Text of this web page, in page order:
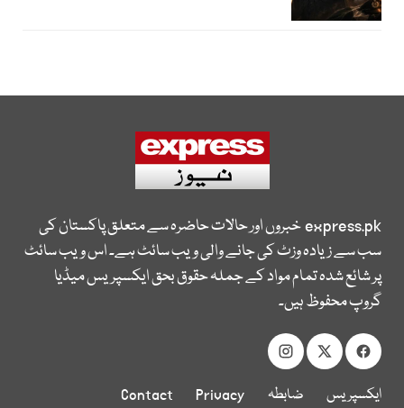
express.pkخبروں اور حالات حاضرہ سے متعلق پاکستان کی
سب سے زیادہ وزٹ کی جانے والی ویب سائٹ ہے۔ اس ویب سائٹ
پر شائع شدہ تمام مواد کے جملہ حقوق بحق ایکسپریس میڈیا
گروپ محفوظ ہیں۔
ایکسپریس
ضابطہ
Privacy
Contact